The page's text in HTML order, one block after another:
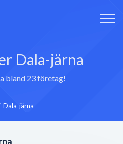
Dala-järna
bland 23 företag!
Dala-järna